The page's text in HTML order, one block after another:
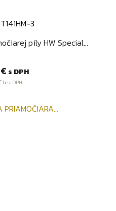
3
píly HW Special...
s DPH
bez DPH